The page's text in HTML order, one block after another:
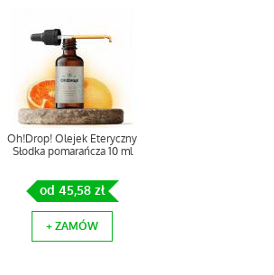
Oh!Drop! Olejek Eteryczny
Słodka pomarańcza 10 ml
od 45,58 zł
+ ZAMÓW